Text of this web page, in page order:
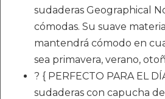
sudaderas Geographical
cómodas. Su suave
mantendrá cómodo en
sea primavera, verano,
? { PERFECTO PARA EL
sudaderas con capucha